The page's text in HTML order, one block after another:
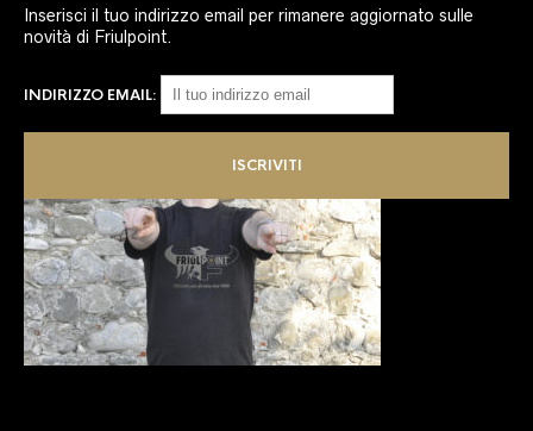
Inserisci il tuo indirizzo email per rimanere aggiornato sulle
novità di Friulpoint.
INDIRIZZO EMAIL: